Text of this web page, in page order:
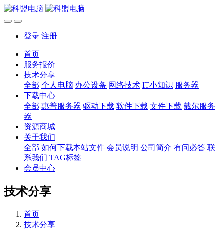
登录 注册
首页
服务报价
技术分享
全部 个人电脑 办公设备 网络技术 IT小知识 服务器
下载中心
全部 惠普服务器 驱动下载 软件下载 文件下载 戴尔服务
器
资源商城
关于我们
全部 如何下载本站文件 会员说明 公司简介 有问必答 联
系我们 TAG标签
会员中心
技术分享
首页
技术分享